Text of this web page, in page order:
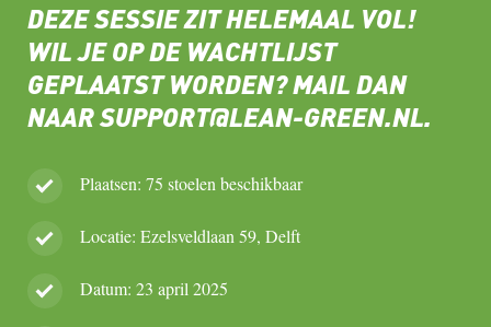
DEZE SESSIE ZIT HELEMAAL VOL!
WIL JE OP DE WACHTLIJST
GEPLAATST WORDEN? MAIL DAN
NAAR SUPPORT@LEAN-GREEN.NL.
Plaatsen: 75 stoelen beschikbaar
Locatie: Ezelsveldlaan 59, Delft
Datum: 23 april 2025